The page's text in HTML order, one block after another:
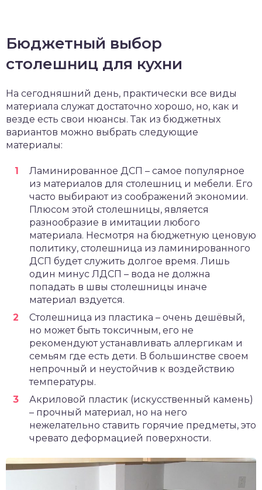
Бюджетный выбор
столешниц для кухни
На сегодняшний день, практически все виды
материала служат достаточно хорошо, но, как и
везде есть свои нюансы. Так из бюджетных
вариантов можно выбрать следующие
материалы:
Ламинированное ДСП – самое популярное
из материалов для столешниц и мебели. Его
часто выбирают из соображений экономии.
Плюсом этой столешницы, является
разнообразие в имитации любого
материала. Несмотря на бюджетную ценовую
политику, столешница из ламинированного
ДСП будет служить долгое время. Лишь
один минус ЛДСП – вода не должна
попадать в швы столешницы иначе
материал вздуется.
Столешница из пластика – очень дешёвый,
но может быть токсичным, его не
рекомендуют устанавливать аллергикам и
семьям где есть дети. В большинстве своем
непрочный и неустойчив к воздействию
температуры.
Акриловой пластик (искусственный камень)
– прочный материал, но на него
нежелательно ставить горячие предметы, это
чревато деформацией поверхности.